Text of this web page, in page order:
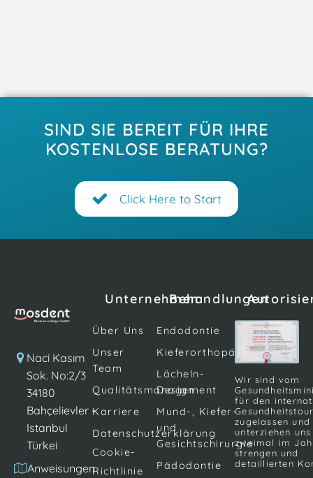
SIND SIE BEREIT FÜR IHRE
KOSTENLOSE BERATUNG?
Click Here to Start
Naci Kasım
Sok. No:2/3
34180
Bahçelievler -
Istanbul
Türkei
Anweisungen
Unternehmen
Über Uns
Unser
Team
Qualitätsmanagement
Karriere
Datenschutzerklärung
Cookie-
Richtlinie
Behandlungen
Endodontie
Kieferorthopädie
Lächeln-
Design
Mund-, Kiefer-
und
Gesichtschirurgie
Pädodontie
Wir sind vom
für den
zugelassen und
unterziehen uns
zweimal im
strengen und
detaillierten